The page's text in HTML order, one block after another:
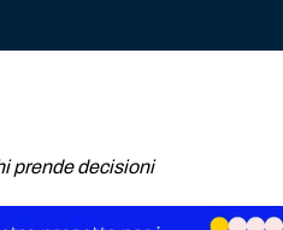
prende decisioni